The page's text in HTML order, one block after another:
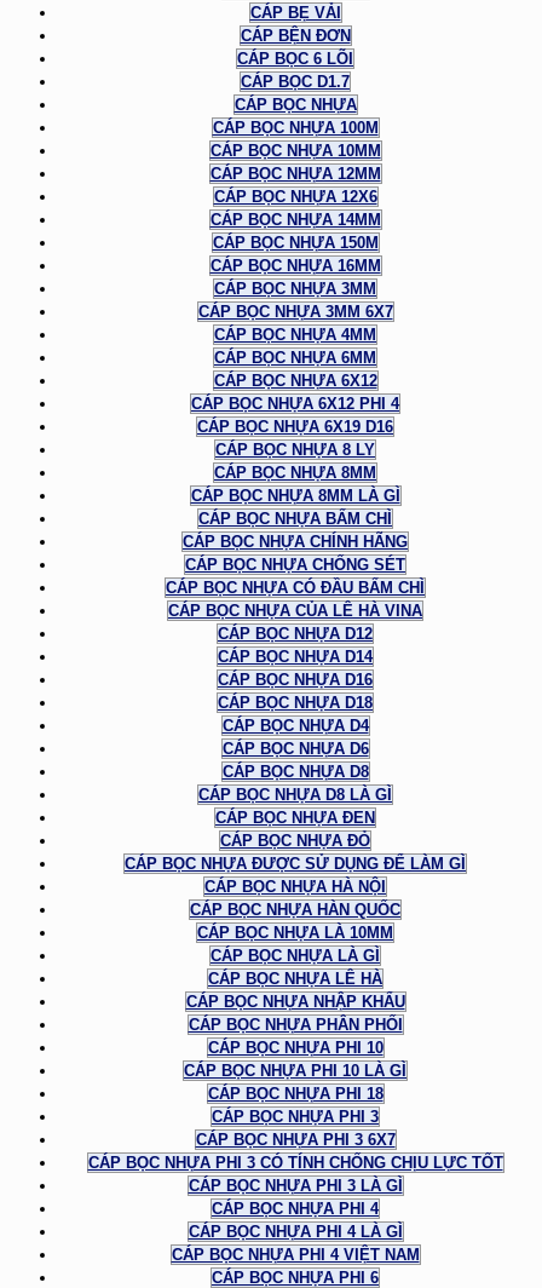
CÁP BẸ VẢI
CÁP BỆN ĐƠN
CÁP BỌC 6 LÕI
CÁP BỌC D1.7
CÁP BỌC NHỰA
CÁP BỌC NHỰA 100M
CÁP BỌC NHỰA 10MM
CÁP BỌC NHỰA 12MM
CÁP BỌC NHỰA 12X6
CÁP BỌC NHỰA 14MM
CÁP BỌC NHỰA 150M
CÁP BỌC NHỰA 16MM
CÁP BỌC NHỰA 3MM
CÁP BỌC NHỰA 3MM 6X7
CÁP BỌC NHỰA 4MM
CÁP BỌC NHỰA 6MM
CÁP BỌC NHỰA 6X12
CÁP BỌC NHỰA 6X12 PHI 4
CÁP BỌC NHỰA 6X19 D16
CÁP BỌC NHỰA 8 LY
CÁP BỌC NHỰA 8MM
CÁP BỌC NHỰA 8MM LÀ GÌ
CÁP BỌC NHỰA BẤM CHÌ
CÁP BỌC NHỰA CHÍNH HÃNG
CÁP BỌC NHỰA CHỐNG SÉT
CÁP BỌC NHỰA CÓ ĐẦU BẤM CHÌ
CÁP BỌC NHỰA CỦA LÊ HÀ VINA
CÁP BỌC NHỰA D12
CÁP BỌC NHỰA D14
CÁP BỌC NHỰA D16
CÁP BỌC NHỰA D18
CÁP BỌC NHỰA D4
CÁP BỌC NHỰA D6
CÁP BỌC NHỰA D8
CÁP BỌC NHỰA D8 LÀ GÌ
CÁP BỌC NHỰA ĐEN
CÁP BỌC NHỰA ĐỎ
CÁP BỌC NHỰA ĐƯỢC SỬ DỤNG ĐỂ LÀM GÌ
CÁP BỌC NHỰA HÀ NỘI
CÁP BỌC NHỰA HÀN QUỐC
CÁP BỌC NHỰA LÀ 10MM
CÁP BỌC NHỰA LÀ GÌ
CÁP BỌC NHỰA LÊ HÀ
CÁP BỌC NHỰA NHẬP KHẨU
CÁP BỌC NHỰA PHÂN PHỐI
CÁP BỌC NHỰA PHI 10
CÁP BỌC NHỰA PHI 10 LÀ GÌ
CÁP BỌC NHỰA PHI 18
CÁP BỌC NHỰA PHI 3
CÁP BỌC NHỰA PHI 3 6X7
CÁP BỌC NHỰA PHI 3 CÓ TÍNH CHỐNG CHỊU LỰC TỐT
CÁP BỌC NHỰA PHI 3 LÀ GÌ
CÁP BỌC NHỰA PHI 4
CÁP BỌC NHỰA PHI 4 LÀ GÌ
CÁP BỌC NHỰA PHI 4 VIỆT NAM
CÁP BỌC NHỰA PHI 6